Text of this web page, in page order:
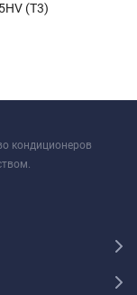
(T3)
кондиционеров